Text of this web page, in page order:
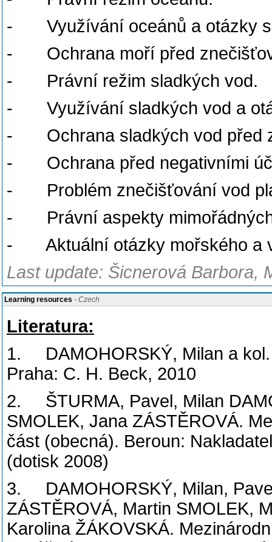
- Využívání oceánů a otázky
- Ochrana moří před
- Právní režim sladkých vod.
- Využívání sladkých vod a
- Ochrana sladkých vod před
- Ochrana před negativními
- Problém znečišťování vod
- Právní aspekty
- Aktuální otázky mořského a
Last update: Šicnerová Barbora,
Learning resources - Czech
Literatura:
1. DAMOHORSKÝ, Milan a
Praha: C. H. Beck, 2010
2. ŠTURMA, Pavel, Milan
SMOLEK, Jana ZÁSTĚROVÁ.
část (obecná). Beroun:
(dotisk 2008)
3. DAMOHORSKÝ, Milan,
ZÁSTĚROVÁ, Martin SMOLEK,
Karolina ŽÁKOVSKÁ.